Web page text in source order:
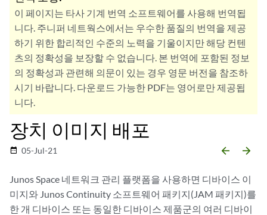
이 페이지는 타사 기계 번역 소프트웨어를 사용해 번역됩
니다. 주니퍼 네트웍스에서는 우수한 품질의 번역을 제공
하기 위한 합리적인 수준의 노력을 기울이지만 해당 컨텐
츠의 정확성을 보장할 수 없습니다. 본 번역에 포함된 정보
의 정확성과 관련해 의문이 있는 경우 영문 버전을 참조하
시기 바랍니다. 다운로드 가능한 PDF는 영어로만 제공됩
니다.
장치 이미지 배포
date_range 05-Jul-21 arrow_backward arrow_forward
Junos Space 네트워크 관리 플랫폼을 사용하면 디바이스 이
미지와 Junos Continuity 소프트웨어 패키지(JAM 패키지)를
한 개 디바이스 또는 동일한 디바이스 제품군의 여러 디바이